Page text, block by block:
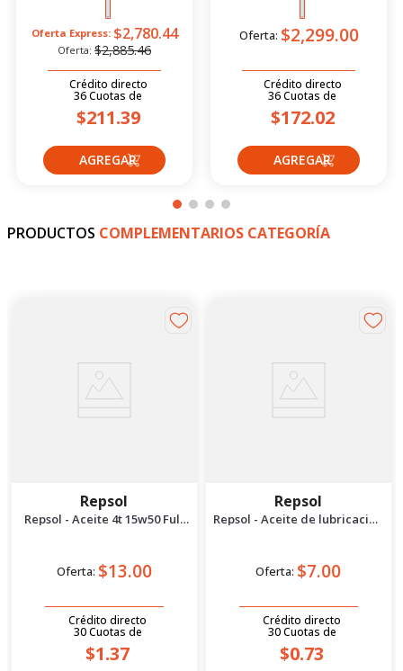
Oferta Express: $2,780.44
Oferta: $2,885.46
Crédito directo
36Cuotas de
$211.39
Oferta: $2,299.00
Crédito directo
36Cuotas de
$172.02
PRODUCTOS COMPLEMENTARIOS CATEGORÍA
Repsol
Repsol - Aceite 4t 15w50 Full
Oferta: $13.00
Crédito directo
30Cuotas de
$1.37
Repsol
Repsol - Aceite de lubricación
Oferta: $7.00
Crédito directo
30Cuotas de
$0.73